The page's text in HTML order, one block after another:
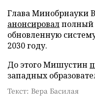
Глава Минобрнауки
анонсировалполный
обновленную
2030 году.
До этого Мишустин
западных
Текст: Вера Басилая